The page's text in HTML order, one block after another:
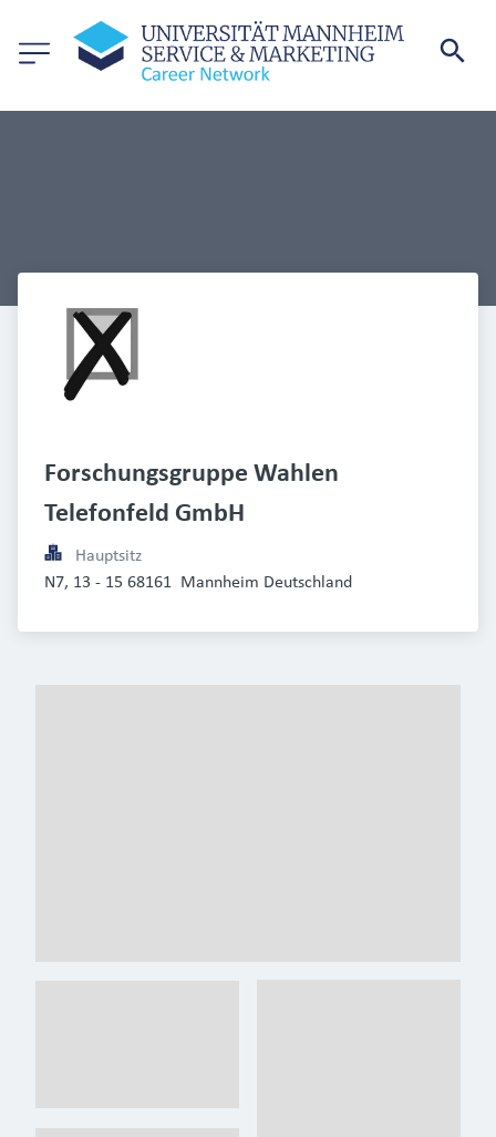
Forschungsgruppe Wahlen
Telefonfeld GmbH
Hauptsitz
N7, 13 - 15 68161  Mannheim Deutschland